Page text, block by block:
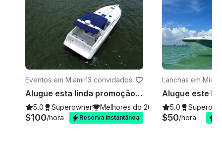
Eventos em Miami·13 convidados
Alugue esta linda promoção Sea Ray Weekdays de 45 pés
5.0 Superowner Melhores do 2026
$100/hora Reserva instantânea
Lanchas em Miami
5.0
$50/hora